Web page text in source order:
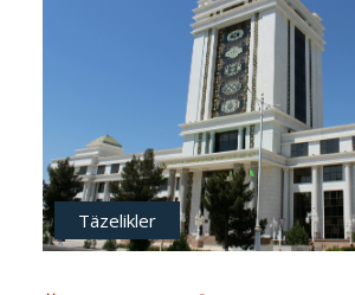
Täzelikler